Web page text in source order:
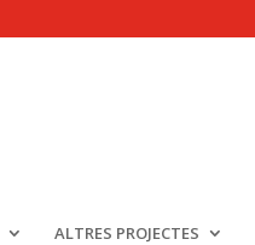
ALTRES PROJECTES